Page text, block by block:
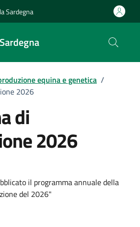
Sardegna
equina e genetica /
2026
di
2026
il programma annuale della
del 2026"